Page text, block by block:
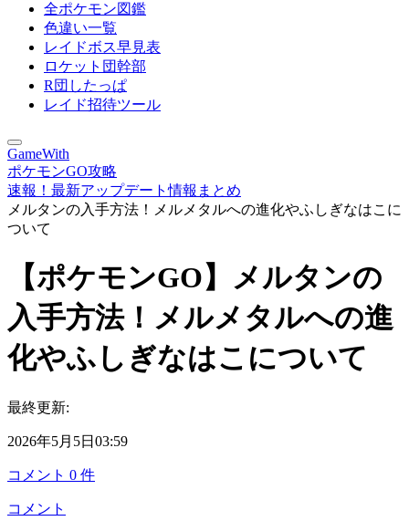
全ポケモン図鑑
色違い一覧
レイドボス早見表
ロケット団幹部
R団したっぱ
レイド招待ツール
GameWith
ポケモンGO攻略
速報！最新アップデート情報まとめ
メルタンの入手方法！メルメタルへの進化やふしぎなはこに
ついて
【ポケモンGO】メルタンの
入手方法！メルメタルへの進
化やふしぎなはこについて
最終更新:
2026年5月5日03:59
コメント 0 件
コメント